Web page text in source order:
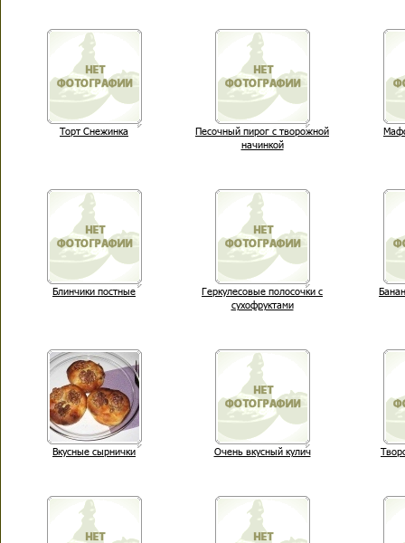
Торт Снежинка
Песочный пирог с творожной
начинкой
Блинчики постные
Геркулесовые полосочки с
сухофруктами
Вкусные сырнички Очень вкусный кулич